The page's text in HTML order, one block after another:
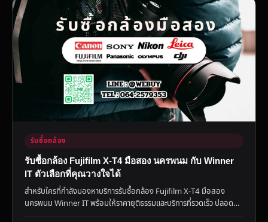
รับซื้อกล้อง
รับซื้อกล้อง Fujifilm X-T4 มือสอง นครพนม กับ Winner
IT ตัวเลือกที่คุณวางใจได้
สำหรับใครที่กำลังมองหาบริการรับซื้อกล้อง Fujifilm X-T4 มือสอง
นครพนม Winner IT พร้อมให้ราคายุติธรรมและบริการที่รวดเร็ว ปลอด
ภั...